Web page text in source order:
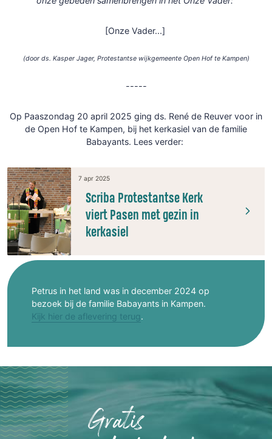
[Onze Vader...]
(door ds. Kasper Jager, Protestantse wijkgemeente Open Hof te Kampen)
-----
Op Paaszondag 20 april 2025 ging ds. René de Reuver voor in
de Open Hof te Kampen, bij het kerkasiel van de familie
Babayants. Lees verder:
Scriba Protestantse Kerk
viert Pasen met gezin in
kerkasiel
7 apr 2025
Petrus in het land was in december 2024 op
bezoek bij de familie Babayants in Kampen.
Kijk hier de aflevering terug.
Gratis